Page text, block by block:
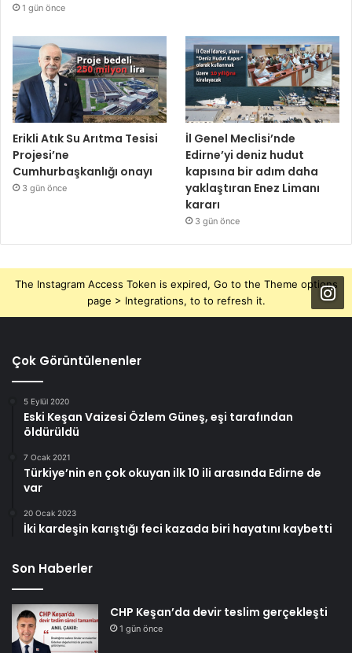
1 gün önce
Erikli Atık Su Arıtma Tesisi
Projesi’ne
Cumhurbaşkanlığı onayı
3 gün önce
İl Genel Meclisi’nde
Edirne’yi deniz hudut
kapısına bir adım daha
yaklaştıran Enez Limanı
kararı
3 gün önce
The Instagram Access Token is expired, Go to the Theme options
page > Integrations, to to refresh it.
Çok Görüntülenenler
5 Eylül 2020
Eski Keşan Vaizesi Özlem Güneş, eşi tarafından
öldürüldü
7 Ocak 2021
Türkiye’nin en çok okuyan ilk 10 ili arasında Edirne de
var
20 Ocak 2023
İki kardeşin karıştığı feci kazada biri hayatını kaybetti
Son Haberler
CHP Keşan’da devir teslim gerçekleşti
1 gün önce